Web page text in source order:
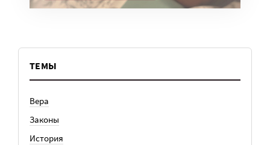
ТЕМЫ
Вера
Законы
История